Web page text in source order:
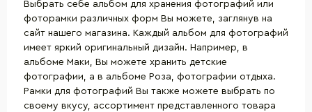
Выбрать себе альбом для хранения фотографий или
фоторамки различных форм Вы можете, заглянув на
сайт нашего магазина. Каждый альбом для фотографий
имеет яркий оригинальный дизайн. Например, в
альбоме Маки, Вы можете хранить детские
фотографии, а в альбоме Роза, фотографии отдыха.
Рамки для фотографий Вы также можете выбрать по
своему вкусу, ассортимент представленного товара